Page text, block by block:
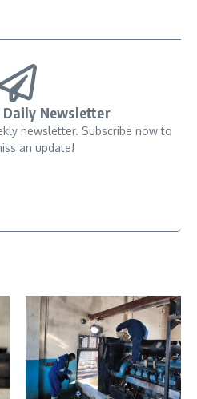
Daily Newsletter
newsletter. Subscribe now to
an update!